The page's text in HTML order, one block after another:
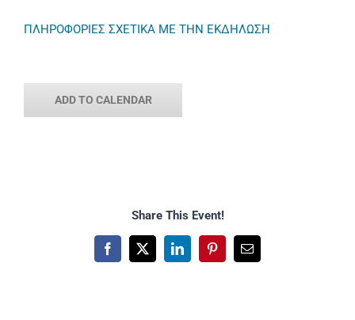
ΠΛΗΡΟΦΟΡΙΕΣ ΣΧΕΤΙΚΑ ΜΕ ΤΗΝ ΕΚΔΗΛΩΣΗ
ADD TO CALENDAR
Share This Event!
Facebook
X LinkedInPinterestEmail